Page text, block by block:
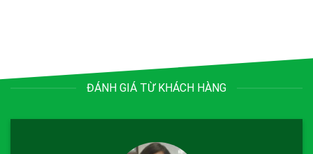
ĐÁNH GIÁ TỪ KHÁCH HÀNG